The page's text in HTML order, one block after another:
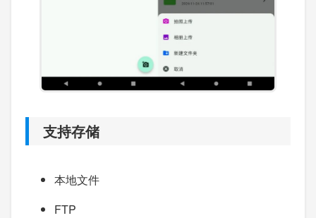
支持存储
本地文件
FTP